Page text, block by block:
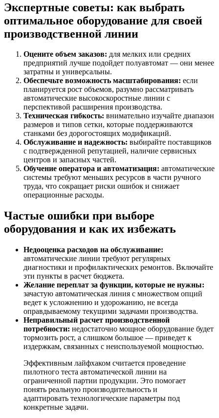
Экспертные советы: как выбрать
оптимальное оборудование для своей
производственной линии
Оцените объем заказов: для мелких или средних
предприятий лучше подойдет полуавтомат — они менее
затратны и универсальны.
Обеспечьте возможность масштабирования: если
планируется рост объемов, разумно рассматривать
автоматические высокоскоростные линии с
перспективой расширения производства.
Техническая гибкость: внимательно изучайте диапазон
размеров и типов сетки, которые поддерживаются
станками без дорогостоящих модификаций.
Обслуживание и надежность: выбирайте поставщиков
с подтвержденной репутацией, наличие сервисных
центров и запасных частей.
Обучение оператора и автоматизация: автоматические
системы требуют меньших ресурсов в части ручного
труда, что сокращает риски ошибок и снижает
операционные расходы.
Частые ошибки при выборе
оборудования и как их избежать
Недооценка расходов на обслуживание:
автоматические линии требуют регулярных
диагностики и профилактических ремонтов. Включайте
эти пункты в расчет бюджета.
Желание переплат за функции, которые не нужны:
зачастую автоматическая линия с множеством опций
ведет к усложнению и удорожанию, не всегда
оправдываемому текущими задачами производства.
Неправильный расчет производственной
потребности: недостаточно мощное оборудование будет
тормозить рост, а слишком большое — приведет к
издержкам, связанных с неиспользуемой мощностью.
Эффективным лайфхаком считается проведение
пилотного теста автоматической линии на
ограниченной партии продукции. Это помогает
понять реальную производительность и
адаптировать технологические параметры под
конкретные задачи.